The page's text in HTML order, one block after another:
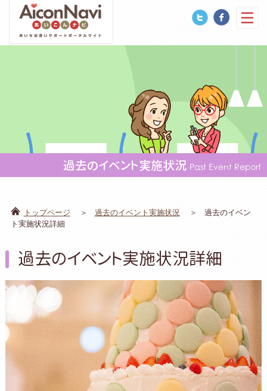
過去のイベント実施状況 Past Event Report
トップページ 過去のイベント実施状況
過去のイベン
ト実施状況詳細
過去のイベント実施状況詳細